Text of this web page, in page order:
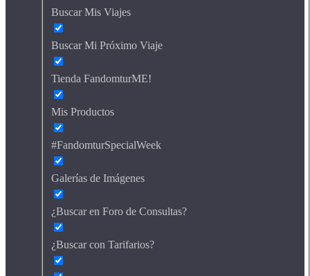
Buscar Mis Viajes
Buscar Mi Próximo Viaje
Tienda FandomturME!
Mis Productos
#FandomturSpecialWeek
Galerías de Imágenes
¿Buscar en Foro de Consultas?
¿Buscar con Tarifarios?